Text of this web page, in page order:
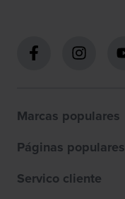
Marcas populares
Páginas populares
Servico cliente